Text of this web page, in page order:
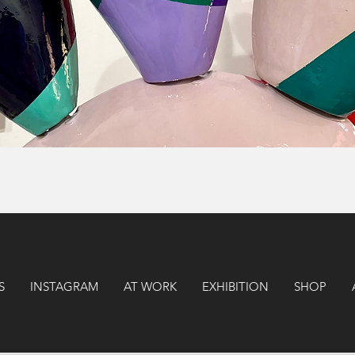
INSTAGRAM AT WORK EXHIBITION SHOP